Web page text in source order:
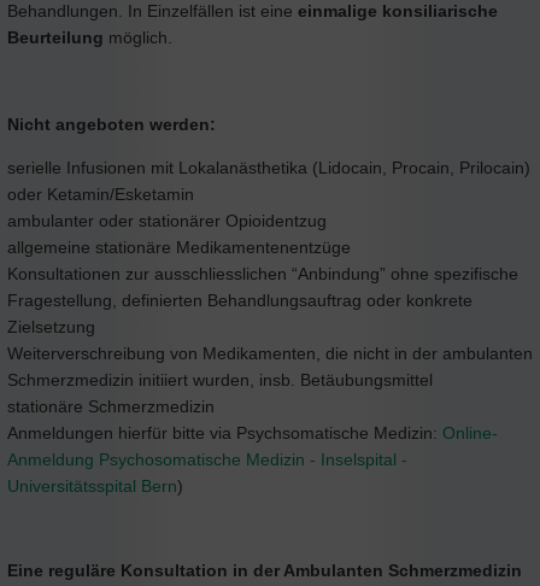
Behandlungen. In Einzelfällen ist eine einmalige konsiliarische
Beurteilung möglich.
Nicht angeboten werden:
serielle Infusionen mit Lokalanästhetika (Lidocain, Procain, Prilocain)
oder Ketamin/Esketamin
ambulanter oder stationärer Opioidentzug
allgemeine stationäre Medikamentenentzüge
Konsultationen zur ausschliesslichen “Anbindung” ohne spezifische
Fragestellung, definierten Behandlungsauftrag oder konkrete
Zielsetzung
Weiterverschreibung von Medikamenten, die nicht in der ambulanten
Schmerzmedizin initiiert wurden, insb. Betäubungsmittel
stationäre Schmerzmedizin
Anmeldungen hierfür bitte via Psychsomatische Medizin: Online-
Anmeldung Psychosomatische Medizin - Inselspital -
Universitätsspital Bern)
Eine reguläre Konsultation in der Ambulanten Schmerzmedizin